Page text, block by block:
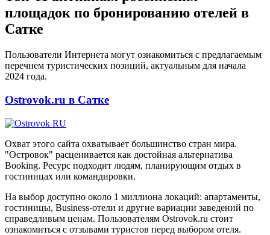
площадок по бронированию отелей в
Сатке
Пользователи Интернета могут ознакомиться с предлагаемым
перечнем туристических позиций, актуальным для начала
2024 года.
Ostrovok.ru в Сатке
Охват этого сайта охватывает большинство стран мира.
"Островок" расценивается как достойная альтернатива
Booking. Ресурс подходит людям, планирующим отдых в
гостиницах или командировки.
На выбор доступно около 1 миллиона локаций: апартаменты,
гостиницы, Business-отели и другие вариации заведений по
справедливым ценам. Пользователям Ostrovok.ru стоит
ознакомиться с отзывами туристов перед выбором отеля.